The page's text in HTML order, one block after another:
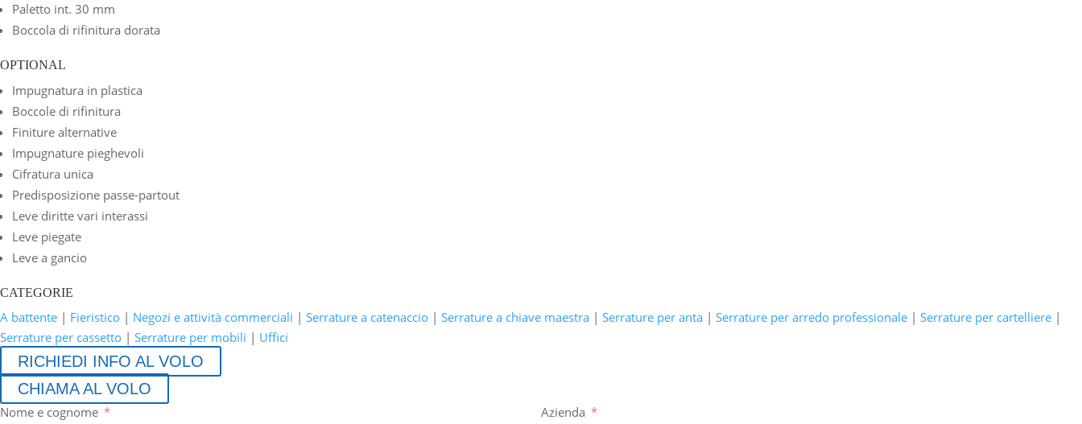
Paletto int. 30 mm
Boccola di rifinitura dorata
OPTIONAL
Impugnatura in plastica
Boccole di rifinitura
Finiture alternative
Impugnature pieghevoli
Cifratura unica
Predisposizione passe-partout
Leve diritte vari interassi
Leve piegate
Leve a gancio
CATEGORIE
A battente | Fieristico | Negozi e attività commerciali | Serrature a catenaccio | Serrature a chiave maestra | Serrature per anta | Serrature per arredo professionale | Serrature per cartelliere |
Serrature per cassetto | Serrature per mobili | Uffici
RICHIEDI INFO AL VOLO
CHIAMA AL VOLO
Nome e cognome Azienda